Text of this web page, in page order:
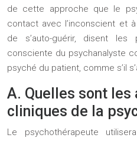
de cette approche que le
contact avec l’inconscient et
de s’auto-guérir, disent les
consciente du psychanalyste
psyché du patient, comme s’il
A. Quelles sont
cliniques de la
Le psychothérapeute